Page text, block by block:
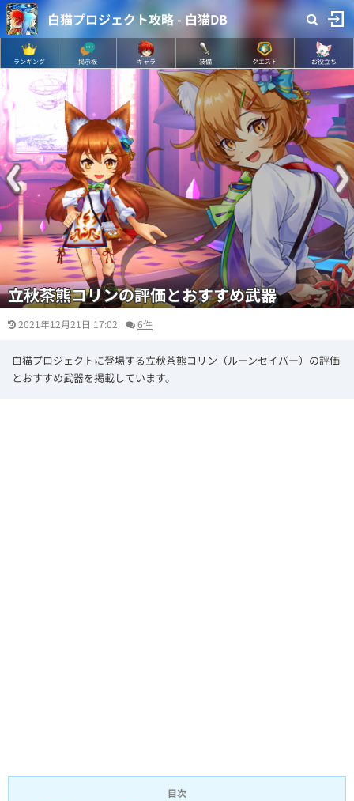
白猫プロジェクト攻略 - 白猫DB
ランキング 掲示板 キャラ 装備 クエスト お役立ち
立秋茶熊コリンの評価とおすすめ武器
2021年12月21日 17:02 6件
白猫プロジェクトに登場する立秋茶熊コリン（ルーンセイバー）の評価
とおすすめ武器を掲載しています。
目次